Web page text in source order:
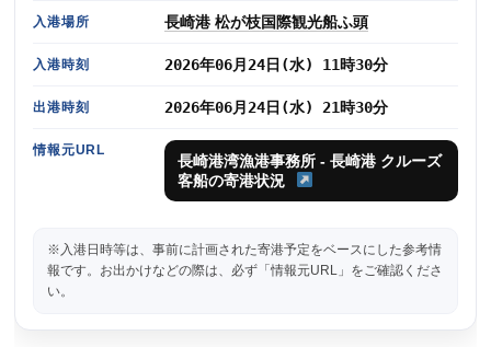
入港場所 長崎港 松が枝国際観光船ふ頭
入港時刻 2026年06月24日(水) 11時30分
出港時刻 2026年06月24日(水) 21時30分
情報元URL
長崎港湾漁港事務所 - 長崎港 クルーズ
客船の寄港状況
※入港日時等は、事前に計画された寄港予定をベースにした参考情
報です。お出かけなどの際は、必ず「情報元URL」をご確認くださ
い。